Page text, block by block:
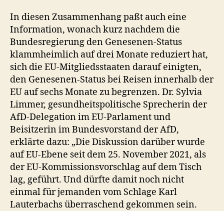
In diesen Zusammenhang paßt auch eine
Information, wonach kurz nachdem die
Bundesregierung den Genesenen-Status
klammheimlich auf drei Monate reduziert hat,
sich die EU-Mitgliedsstaaten darauf einigten,
den Genesenen-Status bei Reisen innerhalb der
EU auf sechs Monate zu begrenzen. Dr. Sylvia
Limmer, gesundheitspolitische Sprecherin der
AfD-Delegation im EU-Parlament und
Beisitzerin im Bundesvorstand der AfD,
erklärte dazu: „Die Diskussion darüber wurde
auf EU-Ebene seit dem 25. November 2021, als
der EU-Kommissionsvorschlag auf dem Tisch
lag, geführt. Und dürfte damit noch nicht
einmal für jemanden vom Schlage Karl
Lauterbachs überraschend gekommen sein.